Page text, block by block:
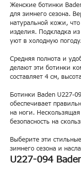
Женские ботинки
для зимнего сезона.
натуральной кожи,
изделия. Подкладка
уют в холодную погоду.
Средняя полнота и
делают эти ботинки
составляет 4 см,
Ботинки Baden U227-
обеспечивает
на ноги.
безопасность на
Выберите эти
зимнего сезона и
U227-094